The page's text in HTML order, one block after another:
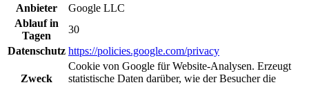
Anbieter
Google LLC
Ablauf in
Tagen
30
Datenschutz https://policies.google.com/privacy
Zweck
Cookie von Google für Website-Analysen. Erzeugt
statistische Daten darüber, wie der Besucher die